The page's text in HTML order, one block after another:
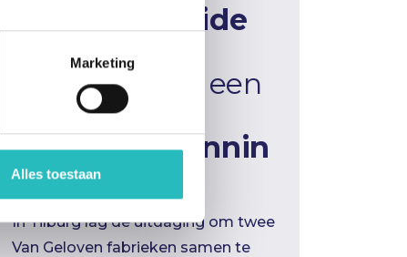
Marketing
Alles toestaan
uitgebreide
productie
capaciteit
en een
optimale
productieplannin
g
In Tilburg lag de uitdaging om twee
Van Geloven fabrieken samen te